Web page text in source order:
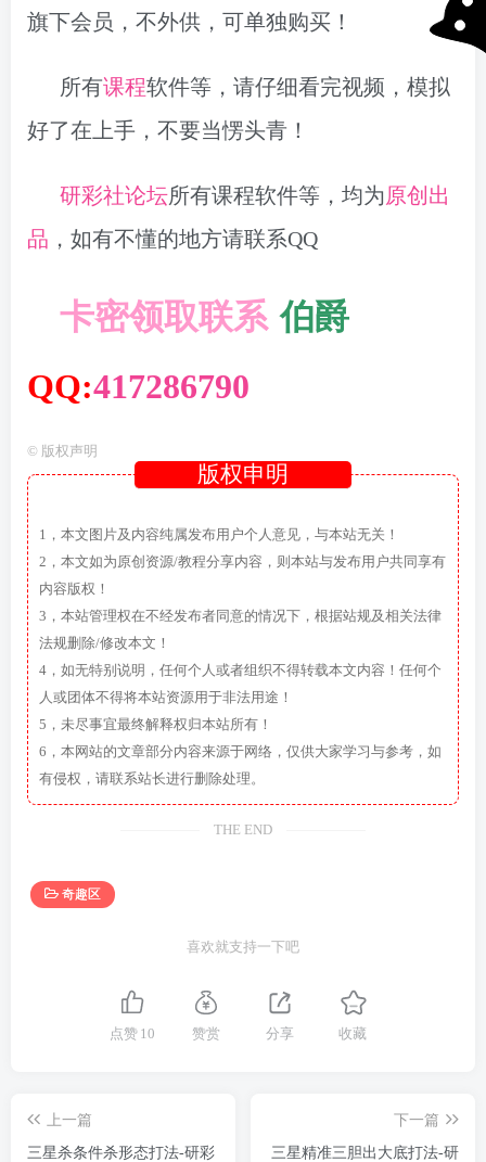
旗下会员，不外供，可单独购买！
所有课程软件等，请仔细看完视频，模拟
好了在上手，不要当愣头青！
研彩社论坛所有课程软件等，均为原创出
品 ，如有不懂的地方请联系QQ
卡密领取联系 ·伯爵
QQ:417286790
© 版权声明
版权申明
1，本文图片及内容纯属发布用户个人意见，与本站无关！
2，本文如为原创资源/教程分享内容，则本站与发布用户共同享有
内容版权！
3，本站管理权在不经发布者同意的情况下，根据站规及相关法律
法规删除/修改本文！
4，如无特别说明，任何个人或者组织不得转载本文内容！任何个
人或团体不得将本站资源用于非法用途！
5，未尽事宜最终解释权归本站所有！
6，本网站的文章部分内容来源于网络，仅供大家学习与参考，如
有侵权，请联系站长进行删除处理。
THE END
奇趣区
喜欢就支持一下吧
点赞 10 赞赏 分享 收藏
上一篇
三星杀条件杀形态打法-研彩
下一篇
三星精准三胆出大底打法-研